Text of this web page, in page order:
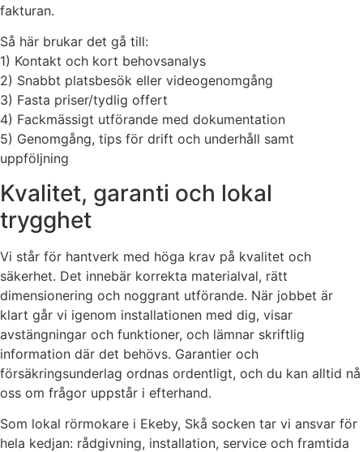
fakturan.
Så här brukar det gå till:
1) Kontakt och kort behovsanalys
2) Snabbt platsbesök eller videogenomgång
3) Fasta priser/tydlig offert
4) Fackmässigt utförande med dokumentation
5) Genomgång, tips för drift och underhåll samt
uppföljning
Kvalitet, garanti och lokal
trygghet
Vi står för hantverk med höga krav på kvalitet och
säkerhet. Det innebär korrekta materialval, rätt
dimensionering och noggrant utförande. När jobbet är
klart går vi igenom installationen med dig, visar
avstängningar och funktioner, och lämnar skriftlig
information där det behövs. Garantier och
försäkringsunderlag ordnas ordentligt, och du kan alltid nå
oss om frågor uppstår i efterhand.
Som lokal rörmokare i Ekeby, Skå socken tar vi ansvar för
hela kedjan: rådgivning, installation, service och framtida